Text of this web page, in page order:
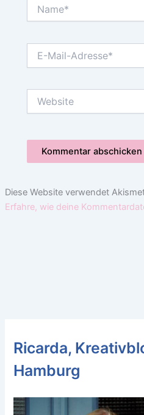
Mail-
Diese Website verwendet
Erfahre, wie deine
Ricarda,
Hamburg